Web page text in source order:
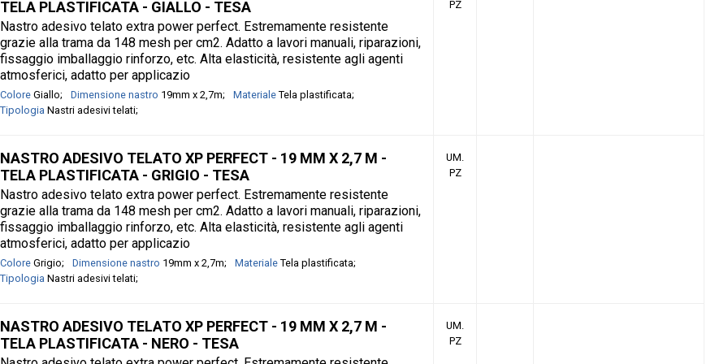
TELA PLASTIFICATA - GIALLO - TESA
Nastro adesivo telato extra power perfect. Estremamente resistente
grazie alla trama da 148 mesh per cm2. Adatto a lavori manuali, riparazioni,
fissaggio imballaggio rinforzo, etc. Alta elasticità, resistente agli agenti
atmosferici, adatto per applicazio
Colore Giallo Dimensione nastro 19mm x 2,7m Materiale Tela plastificata
Tipologia Nastri adesivi telati
PZ
NASTRO ADESIVO TELATO XP PERFECT - 19 MM X 2,7 M -
TELA PLASTIFICATA - GRIGIO - TESA
Nastro adesivo telato extra power perfect. Estremamente resistente
grazie alla trama da 148 mesh per cm2. Adatto a lavori manuali, riparazioni,
fissaggio imballaggio rinforzo, etc. Alta elasticità, resistente agli agenti
atmosferici, adatto per applicazio
Colore Grigio Dimensione nastro 19mm x 2,7m Materiale Tela plastificata
Tipologia Nastri adesivi telati
UM.
PZ
NASTRO ADESIVO TELATO XP PERFECT - 19 MM X 2,7 M -
TELA PLASTIFICATA - NERO - TESA
UM.
PZ